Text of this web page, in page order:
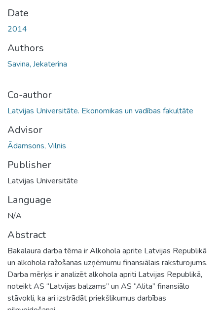
Date
2014
Authors
Savina, Jekaterina
Co-author
Latvijas Universitāte. Ekonomikas un vadības fakultāte
Advisor
Ādamsons, Vilnis
Publisher
Latvijas Universitāte
Language
N/A
Abstract
Bakalaura darba tēma ir Alkohola aprite Latvijas Republikā
un alkohola ražošanas uzņēmumu finansiālais raksturojums.
Darba mērķis ir analizēt alkohola apriti Latvijas Republikā,
noteikt AS “Latvijas balzams” un AS “Alita” finansiālo
stāvokli, ka ari izstrādāt priekšlikumus darbības